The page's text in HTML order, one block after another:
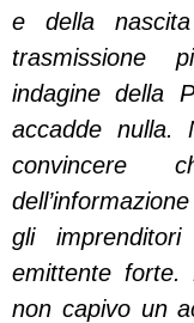
e della
trasmissione
indagine della
accadde nulla.
convincere
gli
emittente
non capivo un